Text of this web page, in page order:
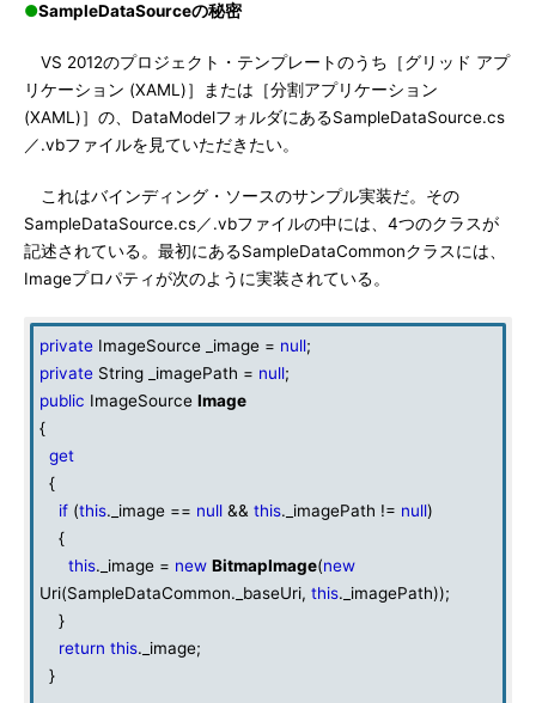
●SampleDataSourceの秘密
VS 2012のプロジェクト・テンプレートのうち［グリッド アプ
リケーション (XAML)］または［分割アプリケーション
(XAML)］の、DataModelフォルダにあるSampleDataSource.cs
／.vbファイルを見ていただきたい。
これはバインディング・ソースのサンプル実装だ。その
SampleDataSource.cs／.vbファイルの中には、4つのクラスが
記述されている。最初にあるSampleDataCommonクラスには、
Imageプロパティが次のように実装されている。
private ImageSource _image = null;
private String _imagePath = null;
public ImageSource Image
{
get
{
if (this._image == null && this._imagePath != null)
{
this._image = new BitmapImage(new
Uri(SampleDataCommon._baseUri, this._imagePath));
}
return this._image;
}